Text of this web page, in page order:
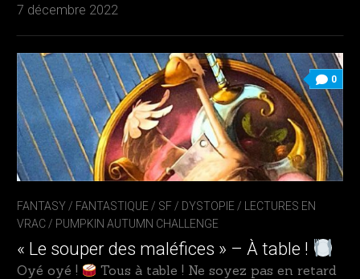
7 décembre 2022
0
FANTASY / FANTASTIQUE / SF / DYSTOPIE /
LECTURES EN
VRAC / PUMPKIN AUTUMN CHALLENGE
« Le souper des maléfices » – À table !
Oyé oyé !
Tous à table ! Ne soyez pas en retard